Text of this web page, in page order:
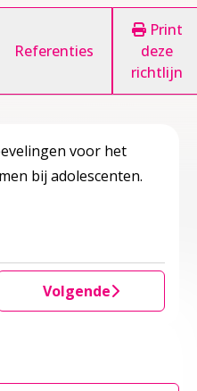
Referenties
Print
deze
richtlijn
voor het
bij adolescenten.
Volgende